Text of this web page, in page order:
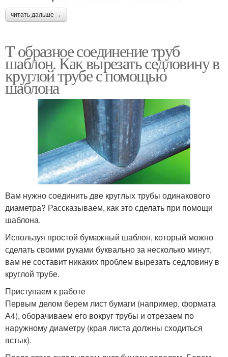
читать дальше →
Т образное соединение труб
шаблон. Как вырезать седловину в
круглой трубе с помощью
шаблона
Вам нужно соединить две круглых трубы одинакового
диаметра? Рассказываем, как это сделать при помощи
шаблона.
Используя простой бумажный шаблон, который можно
сделать своими руками буквально за несколько минут,
вам не составит никаких проблем вырезать седловину в
круглой трубе.
Приступаем к работе
Первым делом берем лист бумаги (например, формата
А4), оборачиваем его вокруг трубы и отрезаем по
наружному диаметру (края листа должны сходиться
встык).